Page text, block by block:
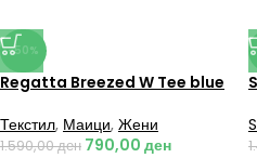
-50%
Regatta Breezed W Tee blue
Текстил, Маици, Жени
1.590,00ден 790,00 ден